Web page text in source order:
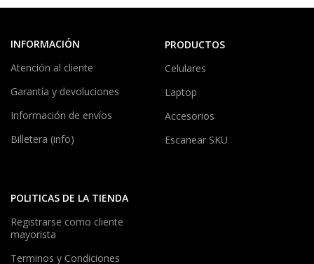
INFORMACIÓN
Atención al cliente
Garantía y devoluciones
Información de envíos
Billetera (info)
PRODUCTOS
Celulares
Laptop
Accesorios
Escanear SKU
POLITICAS DE LA TIENDA
Registrarse como cliente
mayorista
Terminos y Condiciones